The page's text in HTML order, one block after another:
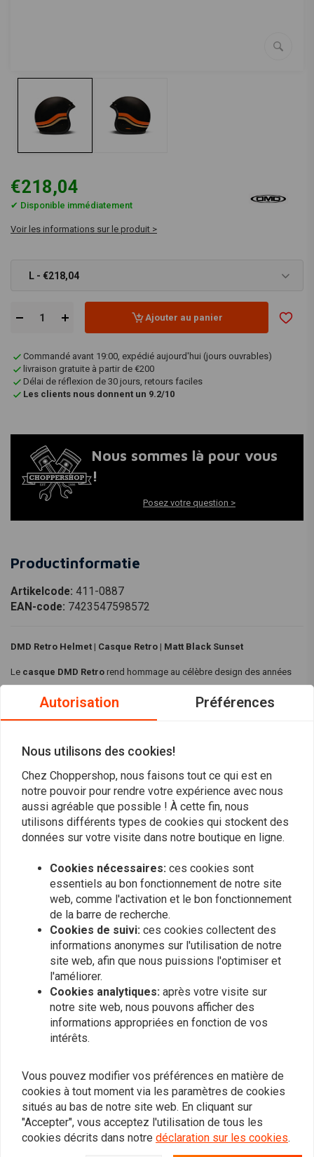
€218,04
✔ Disponible immédiatement
Voir les informations sur le produit >
L - €218,04
Ajouter au panier
Commandé avant 19:00, expédié aujourd'hui (jours ouvrables)
livraison gratuite à partir de €200
Délai de réflexion de 30 jours, retours faciles
Les clients nous donnent un 9.2/10
Nous sommes là pour vous
!
Posez votre question >
Productinformatie
Artikelcode: 411-0887
EAN-code: 7423547598572
DMD Retro Helmet | Casque Retro | Matt Black Sunset
Le casque DMD Retro rend hommage au célèbre design des années
contemporaine. Ce casque est la fusion idéale du confort moderne et du
Caractéristiques :
Design compact et raffiné
Ajustement serré
Fermeture à double anneau en D avec mentonnière rembourrée
Intérieur lavable en machine avec velcro pour un ajustement
Caractéristiques :
Matériau :Coquille en fibre de verre avec intérieur en tissu doux
et lavable en machine
Couleur :Noir mat coucher de soleil
Fermetures intégrées au niveau de la visière
Capacité Bluetooth
Fermeture avec un double anneau en D robuste et une
mentonnière rembourrée
Homologué ECE R.22.06
Lire la suite
Évaluations
(0 évaluations)
Ajoutez votre avis
Produits similaires
Autorisation Préférences
Nous utilisons des cookies!
Chez Choppershop, nous faisons tout ce qui est en
notre pouvoir pour rendre votre expérience avec nous
aussi agréable que possible ! À cette fin, nous
utilisons différents types de cookies qui stockent des
données sur votre visite dans notre boutique en ligne.
Cookies nécessaires: ces cookies sont
essentiels au bon fonctionnement de notre site
web, comme l'activation et le bon fonctionnement
de la barre de recherche.
Cookies de suivi: ces cookies collectent des
informations anonymes sur l'utilisation de notre
site web, afin que nous puissions l'optimiser et
l'améliorer.
Cookies analytiques: après votre visite sur
notre site web, nous pouvons afficher des
informations appropriées en fonction de vos
intérêts.
Vous pouvez modifier vos préférences en matière de
cookies à tout moment via les paramètres de cookies
situés au bas de notre site web. En cliquant sur
"Accepter", vous acceptez l'utilisation de tous les
cookies décrits dans notre déclaration sur les cookies.